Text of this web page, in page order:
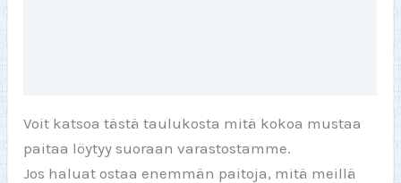
Voit katsoa tästä taulukosta mitä kokoa mustaa
paitaa löytyy suoraan varastostamme.
Jos haluat ostaa enemmän paitoja, mitä meillä